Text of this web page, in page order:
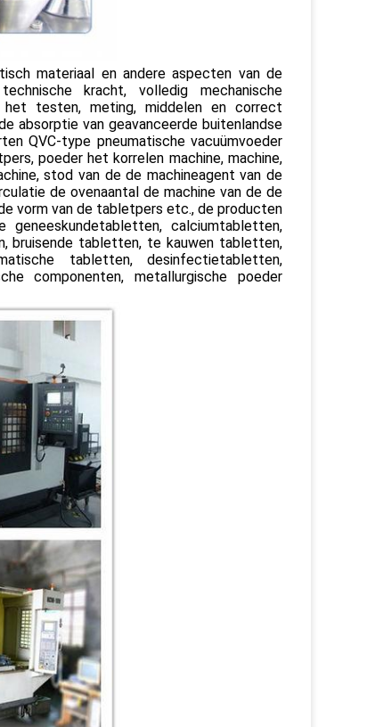
materiaal en andere aspecten van de
kracht, volledig mechanische
het testen, meting, middelen en correct
absorptie van geavanceerde buitenlandse
QVC-type pneumatische vacuümvoeder
poeder het korrelen machine, machine,
stod van de de machineagent van de
de ovenaantal de machine van de de
vorm van de tabletpers etc., de producten
calciumtabletten,
bruisende tabletten, te kauwen tabletten,
tabletten, desinfectietabletten,
componenten, metallurgische poeder